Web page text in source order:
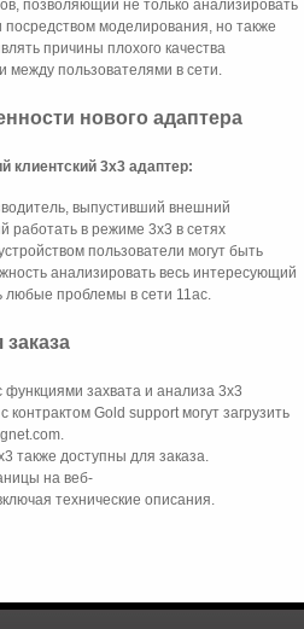
позволяющий не только анализировать
посредством моделирования, но также
причины плохого качества
между пользователями в сети.
нового адаптера
клиентский 3x3 адаптер:
выпустивший внешний
работать в режиме 3х3 в сетях
пользователи могут быть
анализировать весь интересующий
любые проблемы в сети 11ac.
функциями захвата и анализа 3x3
контрактом Gold support могут загрузить
также доступны для заказа.
на веб-
технические описания.